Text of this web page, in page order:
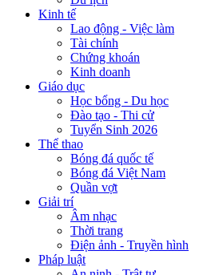
Kinh tế
Lao động - Việc làm
Tài chính
Chứng khoán
Kinh doanh
Giáo dục
Học bổng - Du học
Đào tạo - Thi cử
Tuyển Sinh 2026
Thể thao
Bóng đá quốc tế
Bóng đá Việt Nam
Quần vợt
Giải trí
Âm nhạc
Thời trang
Điện ảnh - Truyền hình
Pháp luật